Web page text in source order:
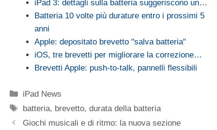
iPad 3: dettagli sulla batteria suggeriscono un…
Batteria 10 volte più durature entro i prossimi 5
anni
Apple: depositato brevetto "salva batteria"
iOS, tre brevetti per migliorare la correzione…
Brevetti Apple: push-to-talk, pannelli flessibili
Categorie
iPad News
Tag
batteria, brevetto,durata della batteria
Giochi musicali e di ritmo: la nuova sezione